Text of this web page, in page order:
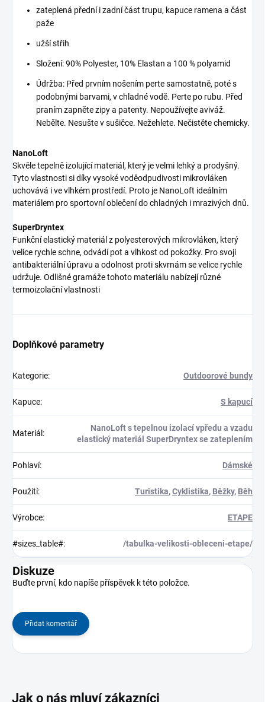
zateplená přední i zadní část trupu, kapuce ramena a část
paže
užší střih
Složení: 90% Polyester, 10% Elastan a 100 % polyamid
Údržba: Před prvním nošením perte samostatně, poté s
podobnými barvami, v chladné vodě. Perte po rubu. Před
praním zapněte zipy a patenty. Nepoužívejte aviváž.
Nebělte. Nesušte v sušičce. Nežehlete. Nečistěte chemicky.
NanoLoft
Skvěle tepelně izolující materiál, který je velmi lehký a prodyšný.
Tyto vlastnosti si díky vysoké voděodpudivosti mikrovláken
uchovává i ve vlhkém prostředí. Proto je NanoLoft ideálním
materiálem pro sportovní oblečení do chladných i mrazivých dnů.
SuperDryntex
Funkční elastický materiál z polyesterových mikrovláken, který
velice rychle schne, odvádí pot a vlhkost od pokožky. Pro svoji
antibakteriální úpravu a odolnost proti skvrnám se velice rychle
udržuje. Odlišné gramáže tohoto materiálu nabízejí různé
termoizolační vlastnosti
Doplňkové parametry
Kategorie: Outdoorové bundy
Kapuce: S kapucí
Materiál :
NanoLoft s tepelnou izolací vpředu a vzadu
elastický materiál SuperDryntex se zateplením
Pohlaví: Dámské
Použití: Turistika,Cyklistika, Běžky, Běh
Výrobce: ETAPE
#sizes_table#: /tabulka-velikosti-obleceni-etape/
Diskuze
Buďte první, kdo napíše příspěvek k této položce.
Přidat komentář